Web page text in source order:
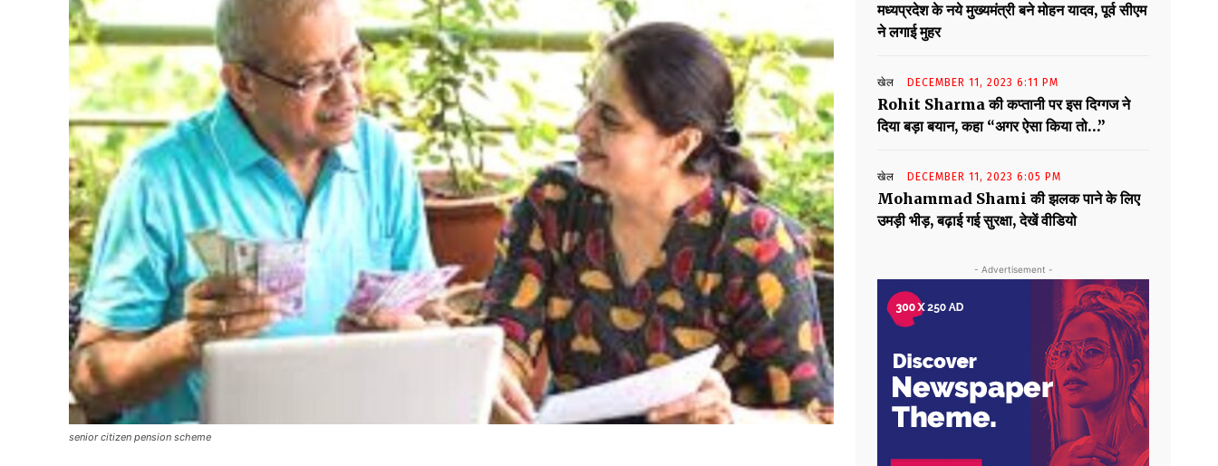
senior citizen pension scheme
मध्यप्रदेश के नये मुख्यमंत्री बने मोहन यादव, पूर्व सीएम
ने लगाई मुहर
खेल DECEMBER 11, 2023 6:11 PM
Rohit Sharma की कप्तानी पर इस दिग्गज ने
दिया बड़ा बयान, कहा “अगर ऐसा किया तो…”
खेल DECEMBER 11, 2023 6:05 PM
Mohammad Shami की झलक पाने के लिए
उमड़ी भीड़, बढ़ाई गई सुरक्षा, देखें वीडियो
- Advertisement -